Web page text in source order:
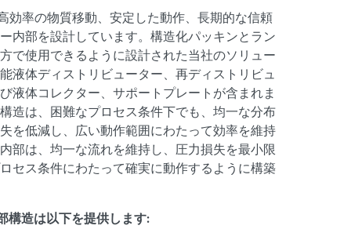
効率の物質移動、安定した動作、長期的な信頼
内部を設計しています。構造化パッキンとラン
で使用できるように設計された当社のソリュー
液体ディストリビューター、再ディストリビュ
液体コレクター、サポートプレートが含まれま
造は、困難なプロセス条件下でも、均一な分布
を低減し、広い動作範囲にわたって効率を維持
部は、均一な流れを維持し、圧力損失を最小限
セス条件にわたって確実に動作するように構築
構造は以下を提供します: